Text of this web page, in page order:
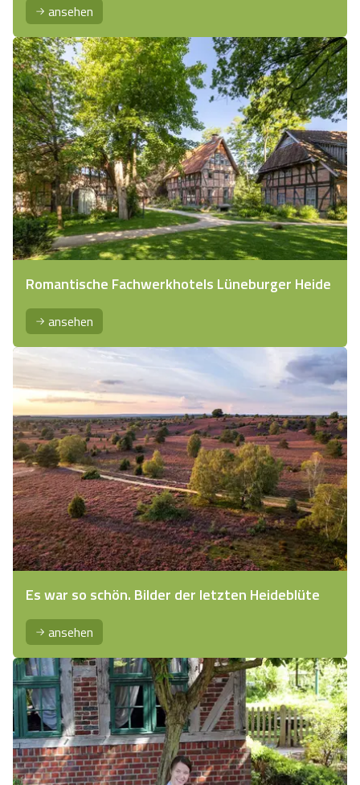
ansehen
Romantische Fachwerkhotels Lüneburger Heide
ansehen
Es war so schön. Bilder der letzten Heideblüte
ansehen